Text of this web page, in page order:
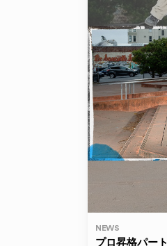
NEWS
プロ昇格パート